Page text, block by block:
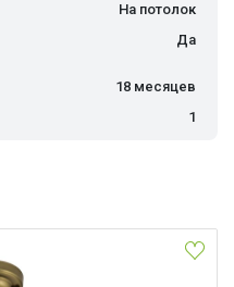
На потолок
Да
18 месяцев
1